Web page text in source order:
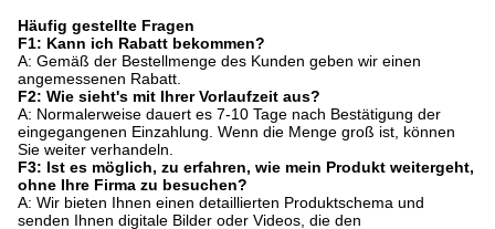
Häufig gestellte Fragen
F1: Kann ich Rabatt bekommen?
A: Gemäß der Bestellmenge des Kunden geben wir einen
angemessenen Rabatt.
F2: Wie sieht's mit Ihrer Vorlaufzeit aus?
A: Normalerweise dauert es 7-10 Tage nach Bestätigung der
eingegangenen Einzahlung. Wenn die Menge groß ist, können
Sie weiter verhandeln.
F3: Ist es möglich, zu erfahren, wie mein Produkt weitergeht,
ohne Ihre Firma zu besuchen?
A: Wir bieten Ihnen einen detaillierten Produktschema und
senden Ihnen digitale Bilder oder Videos, die den